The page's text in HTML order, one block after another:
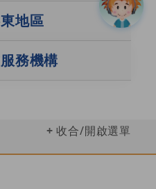
地區
務機構
收合/開啟選單